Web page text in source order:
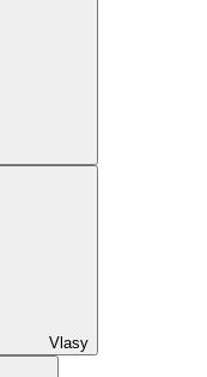
Vlasy